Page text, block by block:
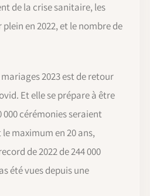
de la crise sanitaire, les
en 2022, et le nombre de
2023 est de retour
Et elle se prépare à être
000 cérémonies seraient
le maximum en 20 ans,
de 2022 de 244 000
été vues depuis une